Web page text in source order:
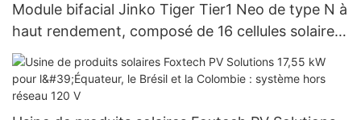
Module bifacial Jinko Tiger Tier1 Neo de type N à
haut rendement, composé de 16 cellules solaires
BB, pour des puissances de 590 W, 620 W, 630 W
et 650 W.